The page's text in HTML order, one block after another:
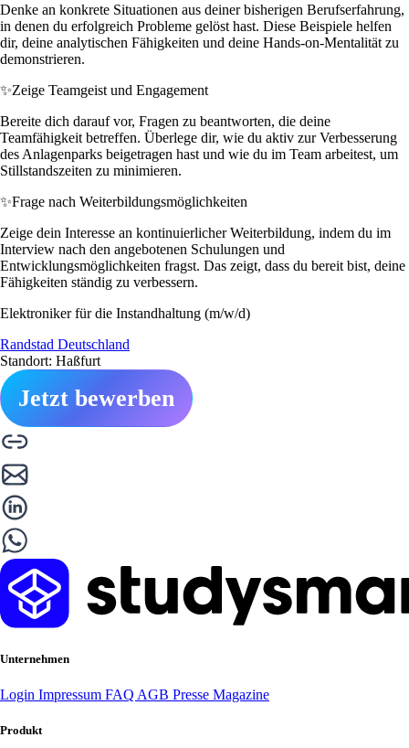
Denke an konkrete Situationen aus deiner bisherigen Berufserfahrung,
in denen du erfolgreich Probleme gelöst hast. Diese Beispiele helfen
dir, deine analytischen Fähigkeiten und deine Hands-on-Mentalität zu
demonstrieren.
✨Zeige Teamgeist und Engagement
Bereite dich darauf vor, Fragen zu beantworten, die deine
Teamfähigkeit betreffen. Überlege dir, wie du aktiv zur Verbesserung
des Anlagenparks beigetragen hast und wie du im Team arbeitest, um
Stillstandszeiten zu minimieren.
✨Frage nach Weiterbildungsmöglichkeiten
Zeige dein Interesse an kontinuierlicher Weiterbildung, indem du im
Interview nach den angebotenen Schulungen und
Entwicklungsmöglichkeiten fragst. Das zeigt, dass du bereit bist, deine
Fähigkeiten ständig zu verbessern.
Elektroniker für die Instandhaltung (m/w/d)
Randstad Deutschland
Standort: Haßfurt
Jetzt bewerben
Unternehmen
Login Impressum FAQ AGB Presse Magazine
Produkt